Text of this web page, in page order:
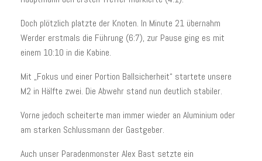
Doch plötzlich platzte der Knoten. In Minute 21 übernahm
Werder erstmals die Führung (6:7), zur Pause ging es mit
einem 10:10 in die Kabine.
Mit „Fokus und einer Portion Ballsicherheit“ startete unsere
M2 in Hälfte zwei. Die Abwehr stand nun deutlich stabiler.
Vorne jedoch scheiterte man immer wieder an Aluminium oder
am starken Schlussmann der Gastgeber.
Auch unser Paradenmonster Alex Bast setzte ein